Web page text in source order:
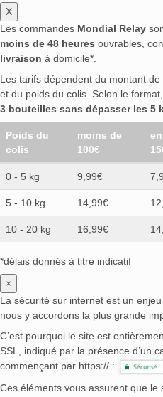
X
Les commandes Mondial Relay
moins de 48 heures ouvrables,
livraison à domicile*.
Les tarifs dépendent du montant
et du poids du colis. Selon le format,
3 bouteilles sans dépasser les 5
Poids du
colis
moins de
100€
0 - 5 kg 9,99€
5 - 10 kg 14,99€
10 - 20 kg 16,99€
*délais donnés à titre indicatif
×
La sécurité sur internet est un
nous y accordons la plus grande
C’est pourquoi le site est
SSL, indiqué par la présence d’un
commençant par https:// :
Ces éléments vous assurent que le